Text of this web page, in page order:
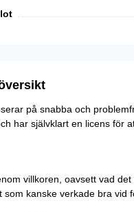
på snabba och
har självklart en licens för
villkoren, oavsett vad
som kanske verkade bra vid